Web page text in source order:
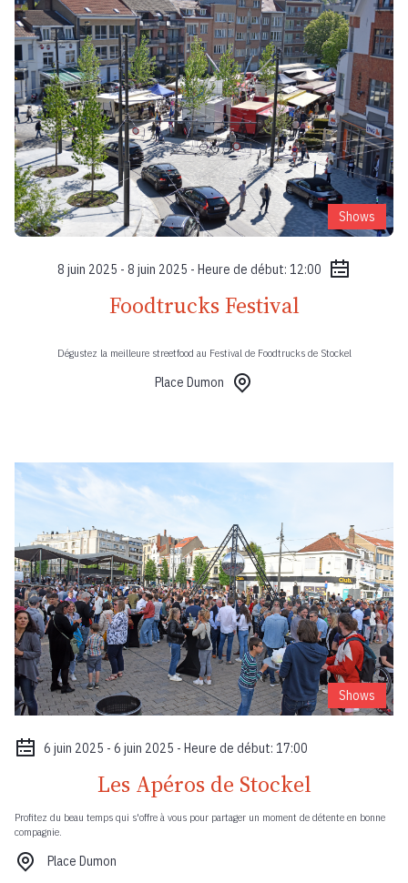
8 juin 2025 - 8 juin 2025 - Heure de début: 12:00
Foodtrucks Festival
Dégustez la meilleure streetfood au Festival de Foodtrucks de Stockel
Place Dumon
Shows
Shows
6 juin 2025 - 6 juin 2025 - Heure de début: 17:00
Les Apéros de Stockel
Profitez du beau temps qui s'offre à vous pour partager un moment de détente en bonne
compagnie.
Place Dumon